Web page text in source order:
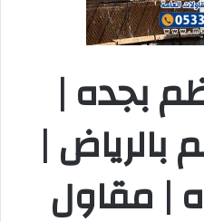
بجده |
|
| مقاول